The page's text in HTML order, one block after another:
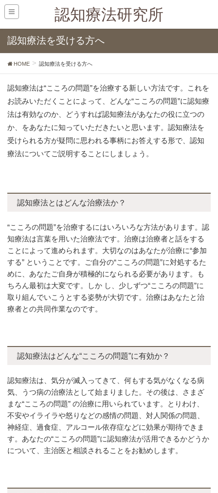
認知療法研究所
認知療法を受ける方へ
HOME 認知療法を受ける方へ
認知療法は“こころの問題”を治療する新しい方法です。これを
お読みいただくことによって、どんな“こころの問題”に認知療
法は有効なのか、どうすれば認知療法があなたの役に立つの
か、をあなたに知っていただきたいと思います。認知療法を
受けられる方が疑問に思われる事柄にお答えする形で、認知
療法についてご説明することにしましょう。
認知療法とはどんな治療法か？
“こころの問題”を治療するにはいろいろな方法があります。認
知療法は言葉を用いた治療法です。治療は治療者と話をする
ことによって進められます。大切なのはあなたが治療に“参加
する” ということです。ご自分の“こころの問題”に対処するた
めに、あなたご自身が積極的になられる必要があります。も
ちろん最初は大変です。しか し、少しずつ“こころの問題”に
取り組んでいこうとする姿勢が大切です。治療はあなたと治
療者との共同作業なのです。
認知療法はどんな“こころの問題”に有効か？
認知療法は、気分が滅入ってきて、何もする気がなくなる病
気、うつ病の治療法として始まりました。その後は、さまざ
まな“こころの問題” の治療に用いられています。とりわけ、
不安やイライラや怒りなどの感情の問題、対人関係の問題、
神経症、過食症、アルコール依存症などに効果が期待できま
す。あなたの“こころの問題”に認知療法が活用できるかどうか
について、主治医と相談されることをお勧めします。